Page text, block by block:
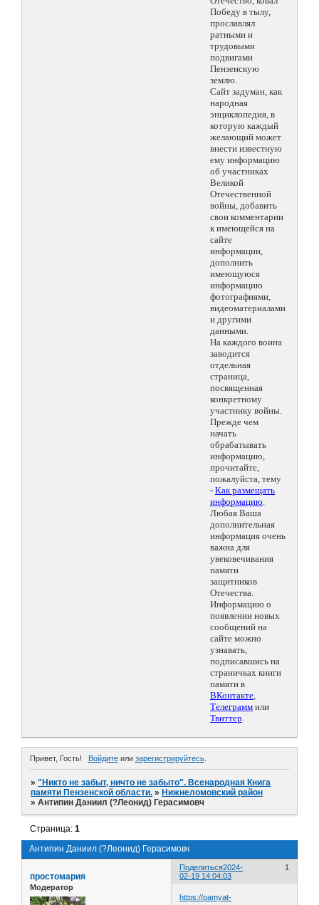
Победу в тылу,
прославлял
ратными и
трудовыми
подвигами
Пензенскую
землю.
Сайт задуман, как
народная
энциклопедия, в
которую каждый
желающий может
внести известную
ему информацию
об участниках
Великой
Отечественной
войны, добавить
свои комментарии
к имеющейся на
сайте
информации,
дополнить
имеющуюся
информацию
фотографиями,
видеоматериалами
и другими
данными.
На каждого воина
заводится
отдельная
страница,
посвященная
конкретному
участнику войны.
Прежде чем
начать
обрабатывать
информацию,
прочитайте,
пожалуйста, тему
- Как размещать
информацию.
Любая Ваша
дополнительная
информация очень
важна для
увековечивания
памяти
защитников
Отечества.
Информацию о
появлении новых
сообщений на
сайте можно
узнавать,
подписавшись на
страничках книги
памяти в
ВКонтакте,
Телеграмм или
Твиттер.
Привет, Гость! Войдитеили зарегистрируйтесь.
»"Никто не забыт, ничто не забыто". Всенародная Книга
памяти Пензенской области. » Нижнеломовский район
»Антипин Даниил (?Леонид) Герасимовч
Антипин Даниил (?Леонид) Герасимовч
Страница:1
Поделиться 1
2024-
02-19 14:04:03
простомария
Модератор
https://pamyat-